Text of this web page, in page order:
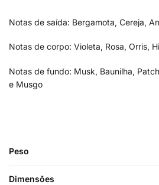
Notas de saída: Bergamota, Cereja,
Notas de corpo: Violeta, Rosa, Orris,
Notas de fundo: Musk, Baunilha,
e Musgo
Peso
Dimensões